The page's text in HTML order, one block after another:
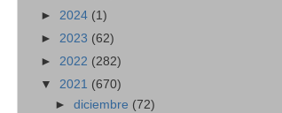
► 2024 (1)
► 2023 (62)
► 2022 (282)
▼ 2021 (670)
►diciembre (72)